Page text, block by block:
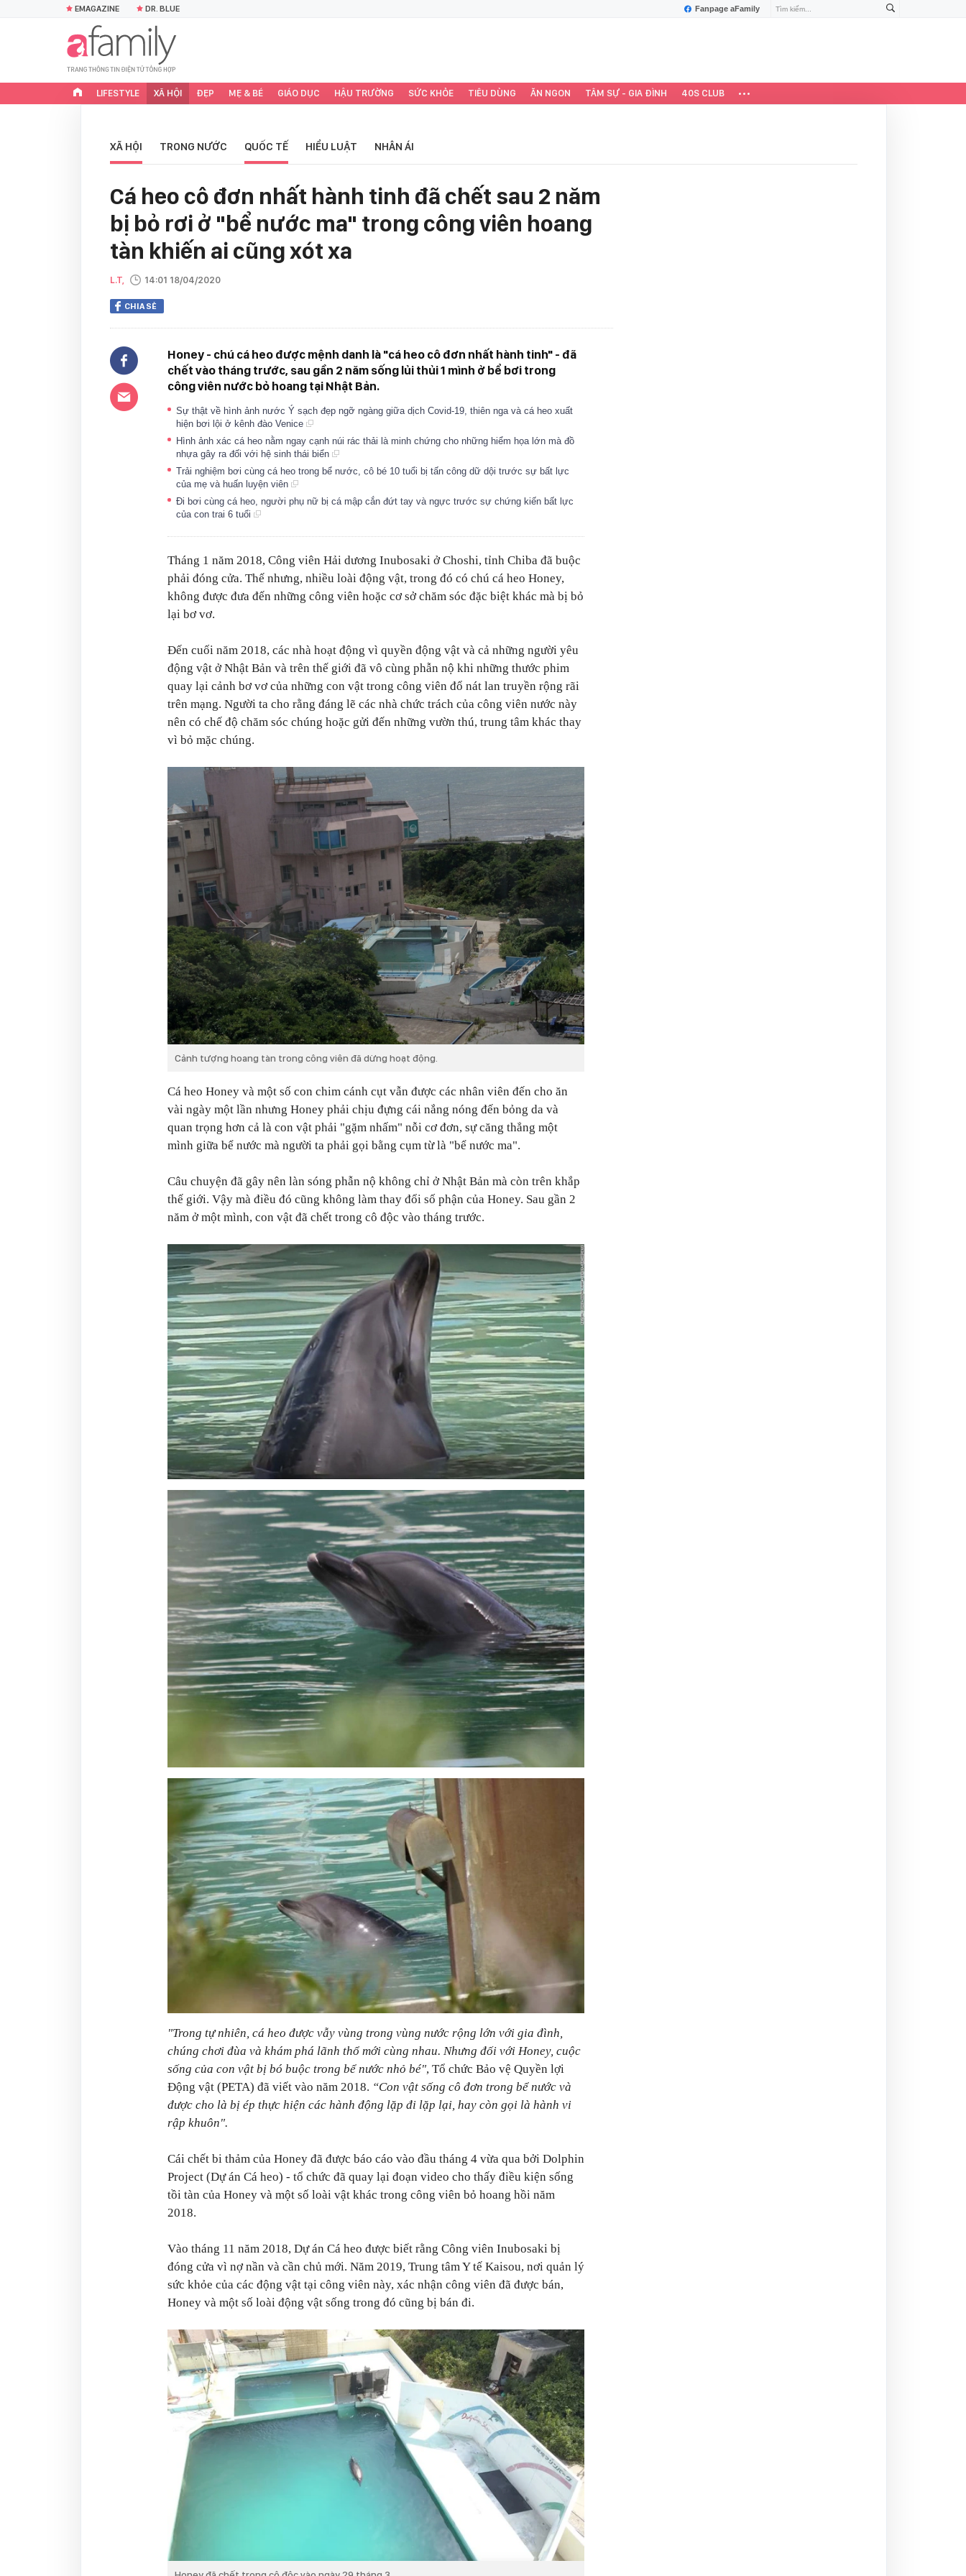
Fanpage aFamily
EMAGAZINE DR. BLUE
LIFESTYLE XÃ HỘI ĐẸP MẸ & BÉ GIÁO DỤC HẬU TRƯỜNG SỨC KHỎE TIÊU DÙNG ĂN NGON TÂM SỰ - GIA ĐÌNH 40S CLUB
XÃ HỘI TRONG NƯỚC QUỐC TẾ HIỂU LUẬT NHÂN ÁI
Cá heo cô đơn nhất hành tinh đã chết sau 2 năm
bị bỏ rơi ở "bể nước ma" trong công viên hoang
tàn khiến ai cũng xót xa
L.T, 14:01 18/04/2020
CHIA SẺ
Honey - chú cá heo được mệnh danh là "cá heo cô đơn nhất hành tinh" - đã
chết vào tháng trước, sau gần 2 năm sống lủi thủi 1 mình ở bể bơi trong
công viên nước bỏ hoang tại Nhật Bản.
Sự thật về hình ảnh nước Ý sạch đẹp ngỡ ngàng giữa dịch Covid-19, thiên nga và cá heo xuất
hiện bơi lội ở kênh đào Venice
Hình ảnh xác cá heo nằm ngay cạnh núi rác thải là minh chứng cho những hiểm họa lớn mà đồ
nhựa gây ra đối với hệ sinh thái biển
Trải nghiệm bơi cùng cá heo trong bể nước, cô bé 10 tuổi bị tấn công dữ dội trước sự bất lực
của mẹ và huấn luyện viên
Đi bơi cùng cá heo, người phụ nữ bị cá mập cắn đứt tay và ngực trước sự chứng kiến bất lực
của con trai 6 tuổi
Tháng 1 năm 2018, Công viên Hải dương Inubosaki ở Choshi, tỉnh Chiba đã buộc
phải đóng cửa. Thế nhưng, nhiều loài động vật, trong đó có chú cá heo Honey,
không được đưa đến những công viên hoặc cơ sở chăm sóc đặc biệt khác mà bị bỏ
lại bơ vơ.
Đến cuối năm 2018, các nhà hoạt động vì quyền động vật và cả những người yêu
động vật ở Nhật Bản và trên thế giới đã vô cùng phẫn nộ khi những thước phim
quay lại cảnh bơ vơ của những con vật trong công viên đổ nát lan truyền rộng rãi
trên mạng. Người ta cho rằng đáng lẽ các nhà chức trách của công viên nước này
nên có chế độ chăm sóc chúng hoặc gửi đến những vườn thú, trung tâm khác thay
vì bỏ mặc chúng.
Cảnh tượng hoang tàn trong công viên đã dừng hoạt động.
Cá heo Honey và một số con chim cánh cụt vẫn được các nhân viên đến cho ăn
vài ngày một lần nhưng Honey phải chịu đựng cái nắng nóng đến bỏng da và
quan trọng hơn cả là con vật phải "gặm nhấm" nỗi cơ đơn, sự căng thẳng một
mình giữa bể nước mà người ta phải gọi bằng cụm từ là "bể nước ma".
Câu chuyện đã gây nên làn sóng phẫn nộ không chỉ ở Nhật Bản mà còn trên khắp
thế giới. Vậy mà điều đó cũng không làm thay đổi số phận của Honey. Sau gần 2
năm ở một mình, con vật đã chết trong cô độc vào tháng trước.
"Trong tự nhiên, cá heo được vẫy vùng trong vùng nước rộng lớn với gia đình,
chúng chơi đùa và khám phá lãnh thổ mới cùng nhau. Nhưng đối với Honey, cuộc
sống của con vật bị bó buộc trong bể nước nhỏ bé", Tổ chức Bảo vệ Quyền lợi
Động vật (PETA) đã viết vào năm 2018. “Con vật sống cô đơn trong bể nước và
được cho là bị ép thực hiện các hành động lặp đi lặp lại, hay còn gọi là hành vi
rập khuôn".
Cái chết bi thảm của Honey đã được báo cáo vào đầu tháng 4 vừa qua bởi Dolphin
Project (Dự án Cá heo) - tổ chức đã quay lại đoạn video cho thấy điều kiện sống
tồi tàn của Honey và một số loài vật khác trong công viên bỏ hoang hồi năm
2018.
Vào tháng 11 năm 2018, Dự án Cá heo được biết rằng Công viên Inubosaki bị
đóng cửa vì nợ nần và cần chủ mới. Năm 2019, Trung tâm Y tế Kaisou, nơi quản lý
sức khỏe của các động vật tại công viên này, xác nhận công viên đã được bán,
Honey và một số loài động vật sống trong đó cũng bị bán đi.